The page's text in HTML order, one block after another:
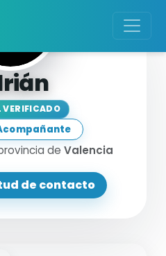
VERIFICADO
de Valencia
de contacto